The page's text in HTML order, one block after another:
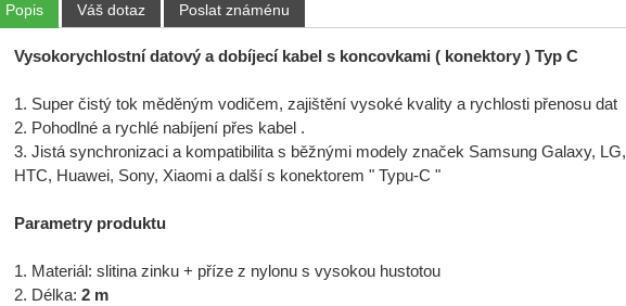
Popis Váš dotaz Poslat známénu
Vysokorychlostní datový a dobíjecí kabel s koncovkami ( konektory ) Typ C
1. Super čistý tok měděným vodičem, zajištění vysoké kvality a rychlosti přenosu dat
2. Pohodlné a rychlé nabíjení přes kabel .
3. Jistá synchronizaci a kompatibilita s běžnými modely značek Samsung Galaxy, LG,
HTC, Huawei, Sony, Xiaomi a další s konektorem " Typu-C "
Parametry produktu
1. Materiál: slitina zinku + příze z nylonu s vysokou hustotou
2. Délka: 2 m